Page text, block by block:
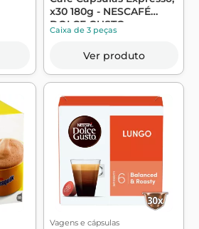
x30 180g - NESCAFÉ
DOLCE GUSTO
Caixa de 3 peças
Ver produto
Vagens e cápsulas